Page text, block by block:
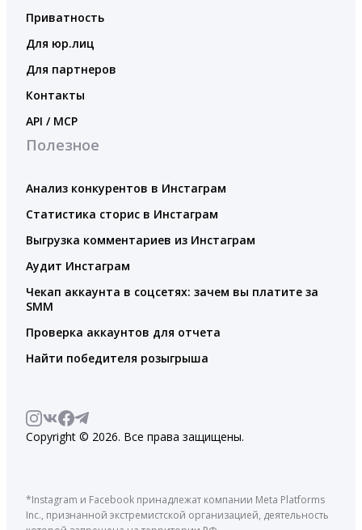
Приватность
Для юр.лиц
Для партнеров
Контакты
API / MCP
Полезное
Анализ конкурентов в Инстаграм
Статистика сторис в Инстаграм
Выгрузка комментариев из Инстаграм
Аудит Инстаграм
Чекап аккаунта в соцсетях: зачем вы платите за
SMM
Проверка аккаунтов для отчета
Найти победителя розыгрыша
Copyright © 2026. Все права защищены.
*Instagram и Facebook принадлежат компании Meta Platforms
Inc., признанной экстремистской организацией, деятельность